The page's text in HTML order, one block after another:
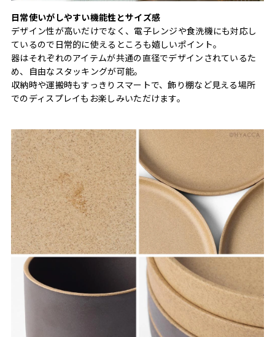
日常使いがしやすい機能性とサイズ感
デザイン性が高いだけでなく、電子レンジや食洗機にも対応し
ているので日常的に使えるところも嬉しいポイント。
器はそれぞれのアイテムが共通の直径でデザインされているた
め、自由なスタッキングが可能。
収納時や運搬時もすっきりスマートで、飾り棚など見える場所
でのディスプレイもお楽しみいただけます。